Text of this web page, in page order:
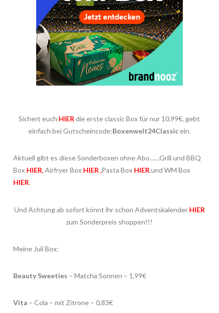
Sichert euch HIER die erste classic Box für nur 10,99€, gebt
einfach bei Gutscheincode:Boxenwelt24Classicein.
Aktuell gibt es diese Sonderboxen ohne Abo……Grill und BBQ
Box HIER, Airfryer Box HIER,Pasta Box HIER.und WM Box
HIER.
Und Achtung ab sofort könnt ihr schon Adventskalender HIER
zum Sonderpreis shoppen!!!
Meine Juli Box:
Beauty Sweeties – Matcha Sonnen – 1,99€
Vita – Cola – mit Zitrone – 0,83€